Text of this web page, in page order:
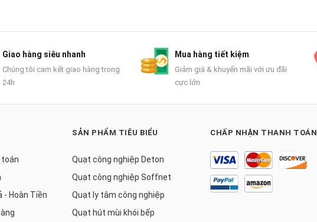
Giao hàng siêu nhanh
Chúng tôi cam kết giao hàng trong
24h
Mua hàng tiết kiệm
Giảm giá & khuyến mãi với ưu đãi
cực lớn
toán
- Hoàn Tiền
SẢN PHẨM TIÊU BIỂU
Quạt công nghiệp Deton
Quạt công nghiệp Soffnet
Quạt ly tâm công nghiệp
Quạt hút mùi khói bếp
CHẤP NHẬN THANH TOÁN